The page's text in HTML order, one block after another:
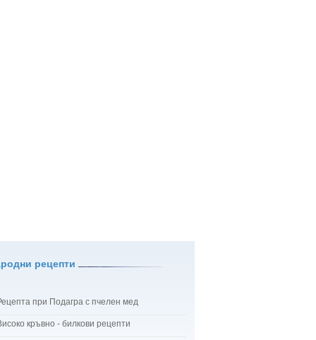
рецепти
при Подагра с пчелен мед
кръвно - билкови рецепти